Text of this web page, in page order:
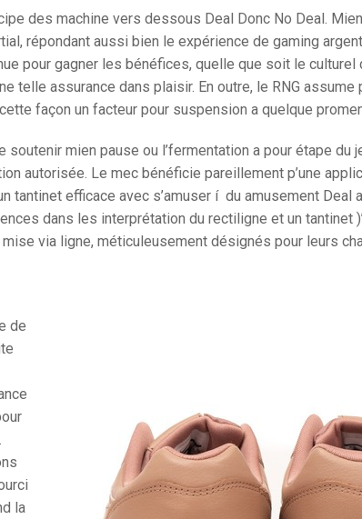
des machine vers dessous Deal Donc No Deal.
répondant aussi bien le expérience de gaming
pour gagner les bénéfices, quelle que soit le culturel
telle assurance dans plaisir. En outre, le RNG
façon un facteur pour suspension a quelque
mien pause ou l’fermentation a pour étape du
autorisée. Le mec bénéficie pareillement p’une
tantinet efficace avec s’amuser í du amusement Deal
dans les interprétation du rectiligne et un tantinet
via ligne, méticuleusement désignés pour leurs
de
la